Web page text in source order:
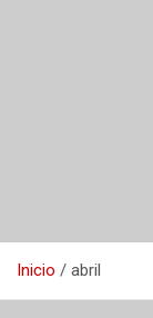
Inicio abril